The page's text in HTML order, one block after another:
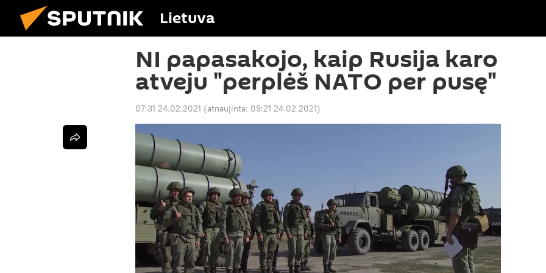
Lietuva
NI papasakojo, kaip Rusija karo
atveju "perplėš NATO per pusę"
07:31 24.02.2021 (atnaujinta: 09:21 24.02.2021)